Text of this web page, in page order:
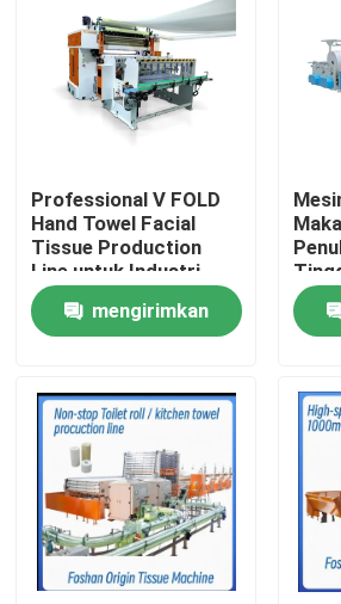
Rumah
Tentang Kami
Tur Pabrik
Kontrol Kualitas
Professional V FOLD
Hand Towel Facial
Tissue Production
Line untuk Industri
Tissue dengan unit
transfer otomatis
mengirimkan
vakum